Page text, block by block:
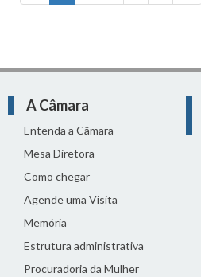
A Câmara
Entenda a Câmara
Mesa Diretora
Como chegar
Agende uma Visita
Memória
Estrutura administrativa
Procuradoria da Mulher